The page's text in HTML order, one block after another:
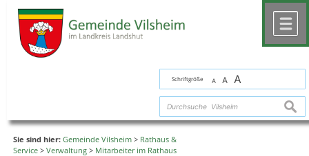
Schriftgröße A A A
Sie sind hier: Gemeinde Vilsheim > Rathaus &
Service > Verwaltung > Mitarbeiter im Rathaus